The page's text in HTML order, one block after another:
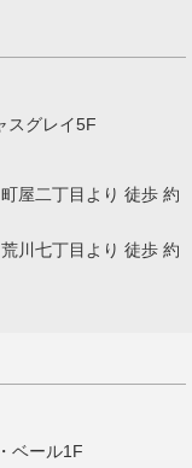
スグレイ5F
屋二丁目より 徒歩 約
川七丁目より 徒歩 約
ベール1F